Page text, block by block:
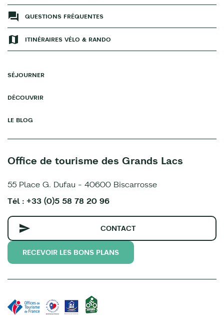
QUESTIONS FRÉQUENTES
ITINÉRAIRES VÉLO & RANDO
SÉJOURNER
DÉCOUVRIR
LE BLOG
Office de tourisme des Grands Lacs
55 Place G. Dufau - 40600 Biscarrosse
Tél : +33 (0)5 58 78 20 96
CONTACT
RECEVOIR LES BONS PLANS